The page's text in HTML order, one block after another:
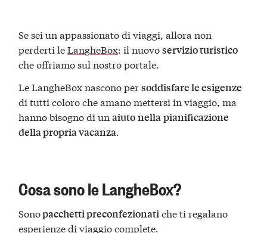
Se sei un appassionato di viaggi, allora non
perderti leLangheBox: il nuovoservizio turistico
che offriamo sul nostro portale.
Le LangheBox nascono persoddisfare le esigenze
di tutti coloro che amano mettersi in viaggio, ma
hanno bisogno di unaiutonella pianificazione
della propria vacanza
Cosa sono le LangheBox?
Sonopacchetti preconfezionatiche ti regalano
esperienze di viaggio complete.